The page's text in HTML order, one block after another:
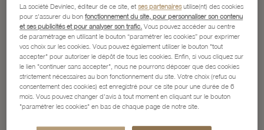
La société Devinlec, éditeur de ce site, etses partenairesutilise(nt) des cookies
pour s'assurer du bonfonctionnement du site, pour personnaliser son contenu
et ses publicités et pour analyser son trafic. Vous pouvez accéder au centre
de paramétrage en utilisant le bouton “paramétrer les cookies” pour exprimer
vos choix sur les cookies. Vous pouvez également utiliser le bouton "tout
accepter" pour autoriser le dépôt de tous les cookies. Enfin, si vous cliquez sur
le lien "continuer sans accepter", nous ne pourrons déposer que des cookies
strictement nécessaires au bon fonctionnement du site. Votre choix (refus ou
consentement des cookies) est enregistré pour ce site pour une durée de 6
mois. Vous pouvez changer d'avis à tout moment en cliquant sur le bouton
"paramétrer les cookies" en bas de chaque page de notre site.